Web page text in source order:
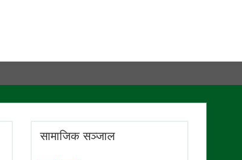
सामाजिक सञ्जाल